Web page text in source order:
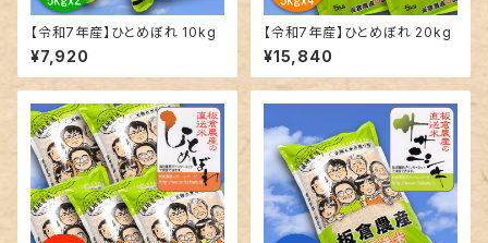
【令和7年産】ひとめぼれ 10kg
¥7,920
【令和7年産】ひとめぼれ 20kg
¥15,840